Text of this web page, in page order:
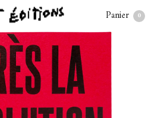
Panier 0